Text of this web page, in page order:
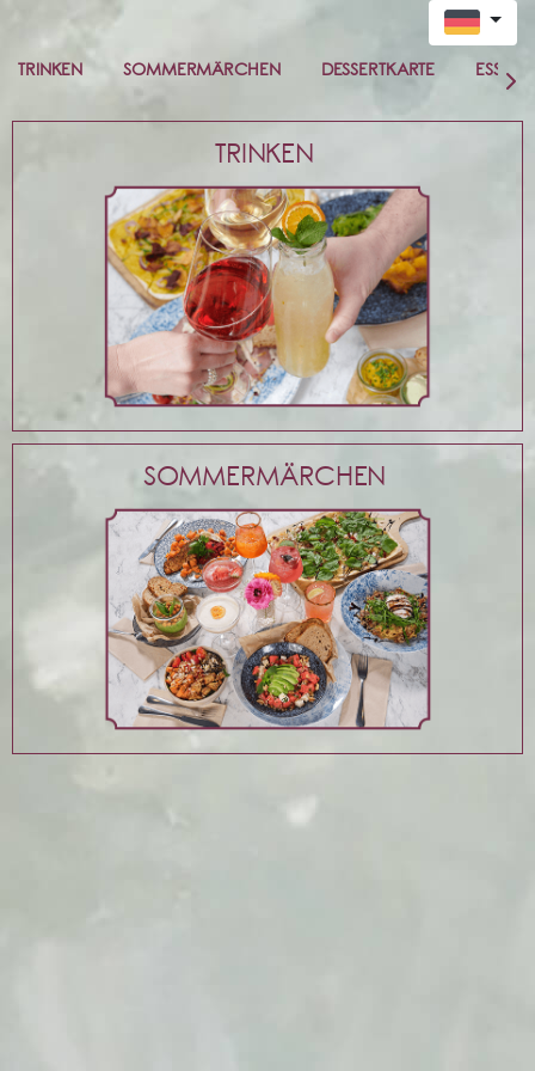
TRINKEN SOMMERMÄRCHEN DESSERTKARTE ESSEN
TRINKEN
SOMMERMÄRCHEN
DESSERTKARTE